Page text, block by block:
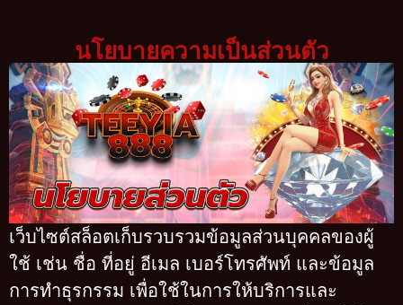
นโยบายความเป็นส่วนตัว
เว็บไซต์สล็อตเก็บรวบรวมข้อมูลส่วนบุคคลของผู้
ใช้ เช่น ชื่อ ที่อยู่ อีเมล เบอร์โทรศัพท์ และข้อมูล
การทำธุรกรรม เพื่อใช้ในการให้บริการและ